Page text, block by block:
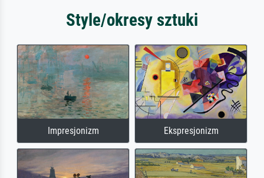
Style/okresy sztuki
Impresjonizm Ekspresjonizm